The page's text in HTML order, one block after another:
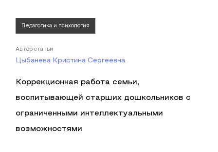
Педагогика и психология
Автор статьи
Цыбанева Кристина Сергеевна
Коррекционная работа семьи,
воспитывающей старших дошкольников с
ограниченными интеллектуальными
возможностями